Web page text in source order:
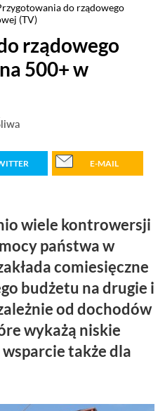
do rządowego
(TV)
rządowego
500+ w
E-MAIL
wiele kontrowersji
państwa w
comiesięczne
budżetu na drugie i
od dochodów
wykażą niskie
także dla